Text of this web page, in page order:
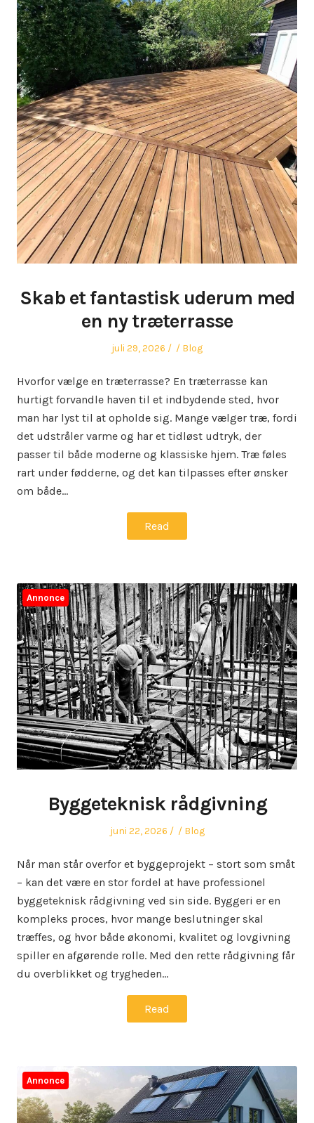
Skab et fantastisk uderum med
en ny træterrasse
Posted
juli 29, 2026 Author
Posted
Blog
Hvorfor vælge en træterrasse? En træterrasse kan
hurtigt forvandle haven til et indbydende sted, hvor
man har lyst til at opholde sig. Mange vælger træ, fordi
det udstråler varme og har et tidløst udtryk, der
passer til både moderne og klassiske hjem. Træ føles
rart under fødderne, og det kan tilpasses efter ønsker
om både…
Read
Annonce
Byggeteknisk rådgivning
Posted
juni 22, 2026 Author
Posted
Blog
Når man står overfor et byggeprojekt – stort som småt
– kan det være en stor fordel at have professionel
byggeteknisk rådgivning ved sin side. Byggeri er en
kompleks proces, hvor mange beslutninger skal
træffes, og hvor både økonomi, kvalitet og lovgivning
spiller en afgørende rolle. Med den rette rådgivning får
du overblikket og trygheden…
Read
Annonce